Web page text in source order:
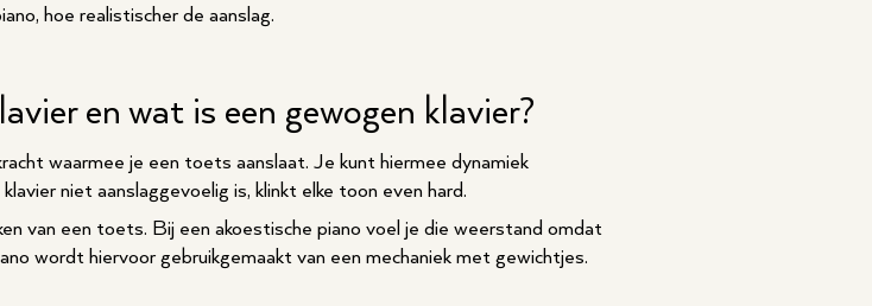
hoe realistischer de aanslag.
en wat is een gewogen klavier?
waarmee je een toets aanslaat. Je kunt hiermee dynamiek
niet aanslaggevoelig is, klinkt elke toon even hard.
van een toets. Bij een akoestische piano voel je die weerstand omdat
wordt hiervoor gebruikgemaakt van een mechaniek met gewichtjes.